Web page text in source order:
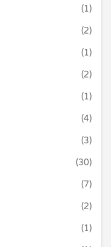
(1)
(2)
(1)
(2)
(1)
(4)
(3)
(30)
(7)
(2)
(1)